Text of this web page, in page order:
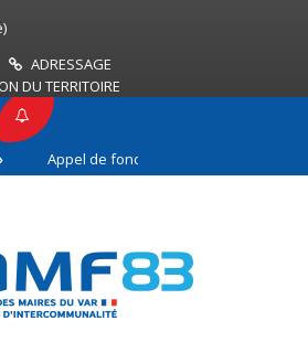
ADRESSAGE
DU TERRITOIRE
Appel de fonds incendies de forêt